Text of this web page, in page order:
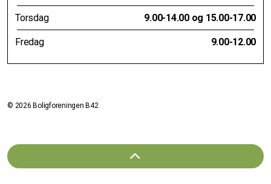
Torsdag 9.00-14.00 og 15.00-17.00
Fredag 9.00-12.00
© 2026 Boligforeningen B42